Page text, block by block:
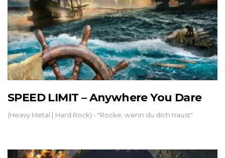
SPEED LIMIT – Anywhere You Dare
(Heavy Metal | Hard Rock) - "Rocke, wenn du dich traust"